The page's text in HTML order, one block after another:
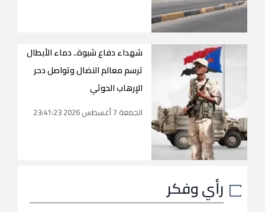
شهداء دفاع شبوة.. دماء الأبطال
ترسم معالم النضال وتواصل دحر
الإرهاب الحوثي
الجمعة 7 أغسطس 2026 23:41:23
رأي وفكر